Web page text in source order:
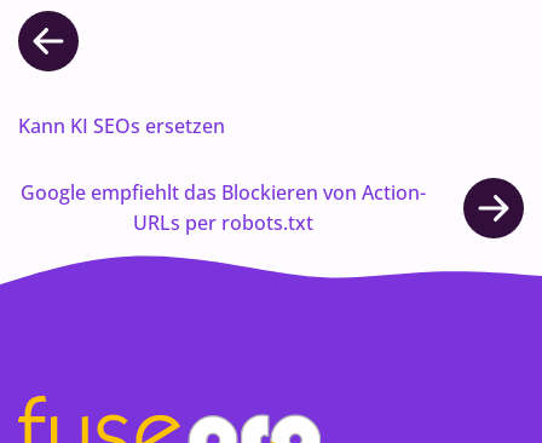
Kann KI SEOs ersetzen
Google empfiehlt das Blockieren von Action-
URLs per robots.txt